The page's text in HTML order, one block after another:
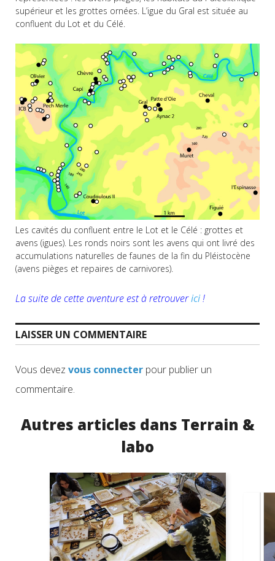
supérieur et les grottes ornées. L’igue du Gral est située au
confluent du Lot et du Célé.
Les cavités du confluent entre le Lot et le Célé : grottes et
avens (igues). Les ronds noirs sont les avens qui ont livré des
accumulations naturelles de faunes de la fin du Pléistocène
(avens pièges et repaires de carnivores).
La suite de cette aventure est à retrouverici!
LAISSER UN COMMENTAIRE
Vous devez vous connecter pour publier un
commentaire.
Autres articles dans Terrain &
labo